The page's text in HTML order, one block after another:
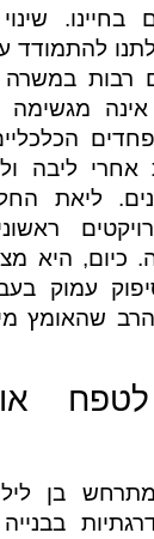
בחיינו.
להתמודד
רבות
מגשימה
ליבה
ליאת
כיום, היא
עמוק
שהאומץ
מתרחש בן